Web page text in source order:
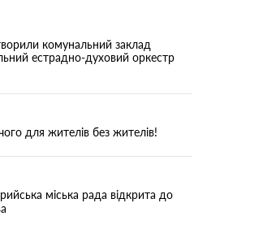
комунальний заклад
естрадно-духовий оркестр
для жителів без жителів!
міська рада відкрита до